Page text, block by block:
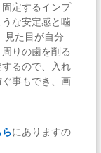
定するインプ
な安定感と噛
見た目が自分
りの歯を削る
るので、入れ
事もでき、画
にありますの